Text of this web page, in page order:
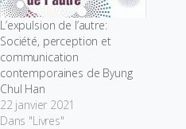
L’expulsion de l’autre:
Société, perception et
communication
contemporaines de Byung
Chul Han
22 janvier 2021
Dans "Livres"